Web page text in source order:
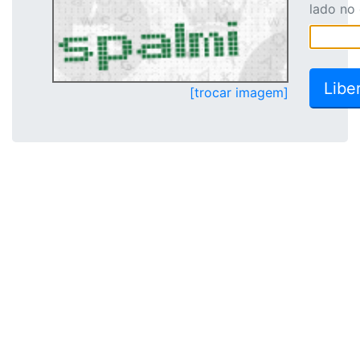
[trocar imagem]
lado no